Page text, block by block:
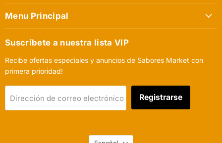
FacebookInstagramWhatsApp
Menu Principal
Suscríbete a nuestra lista VIP
Recibe ofertas especiales y anuncios de Sabores Market con
primera prioridad!
Dirección de correo electrónico Registrarse